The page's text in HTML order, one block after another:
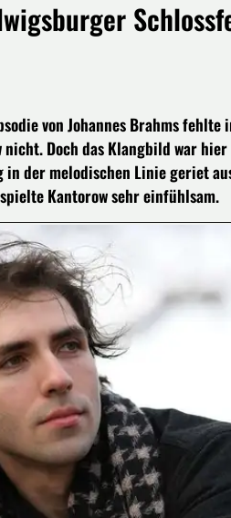
von Johannes Brahms
Doch das Klangbild war
der melodischen Linie geriet
Kantorow sehr einfühlsam.